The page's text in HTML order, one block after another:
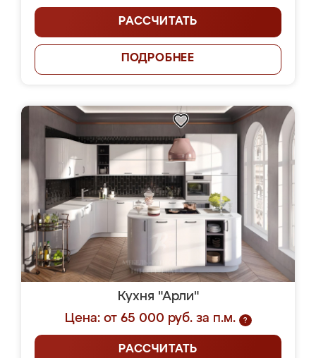
РАССЧИТАТЬ
ПОДРОБНЕЕ
Кухня "Арли"
Цена: от 65 000 руб. за п.м.
?
РАССЧИТАТЬ